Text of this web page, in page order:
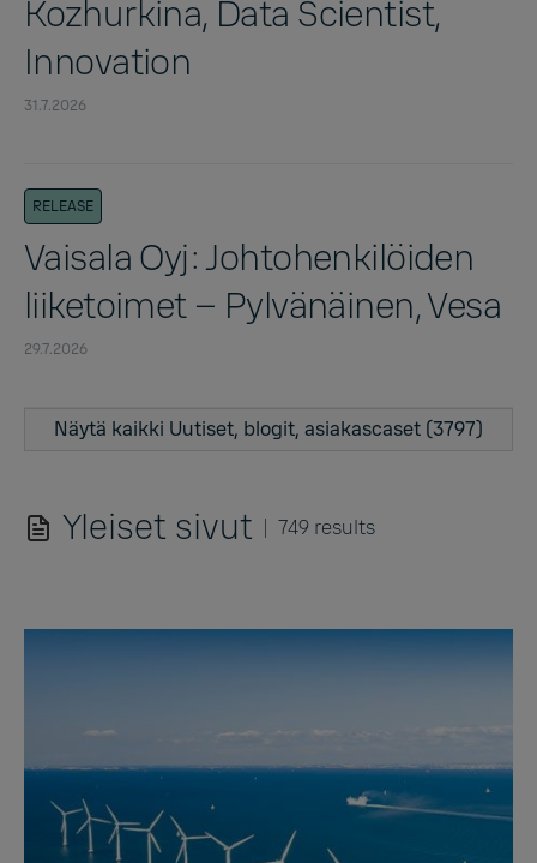
Kozhurkina, Data Scientist,
Innovation
31.7.2026
RELEASE
Vaisala Oyj: Johtohenkilöiden
liiketoimet – Pylvänäinen, Vesa
29.7.2026
Näytä kaikki Uutiset, blogit, asiakascaset (3797)
Yleiset sivut 749 results